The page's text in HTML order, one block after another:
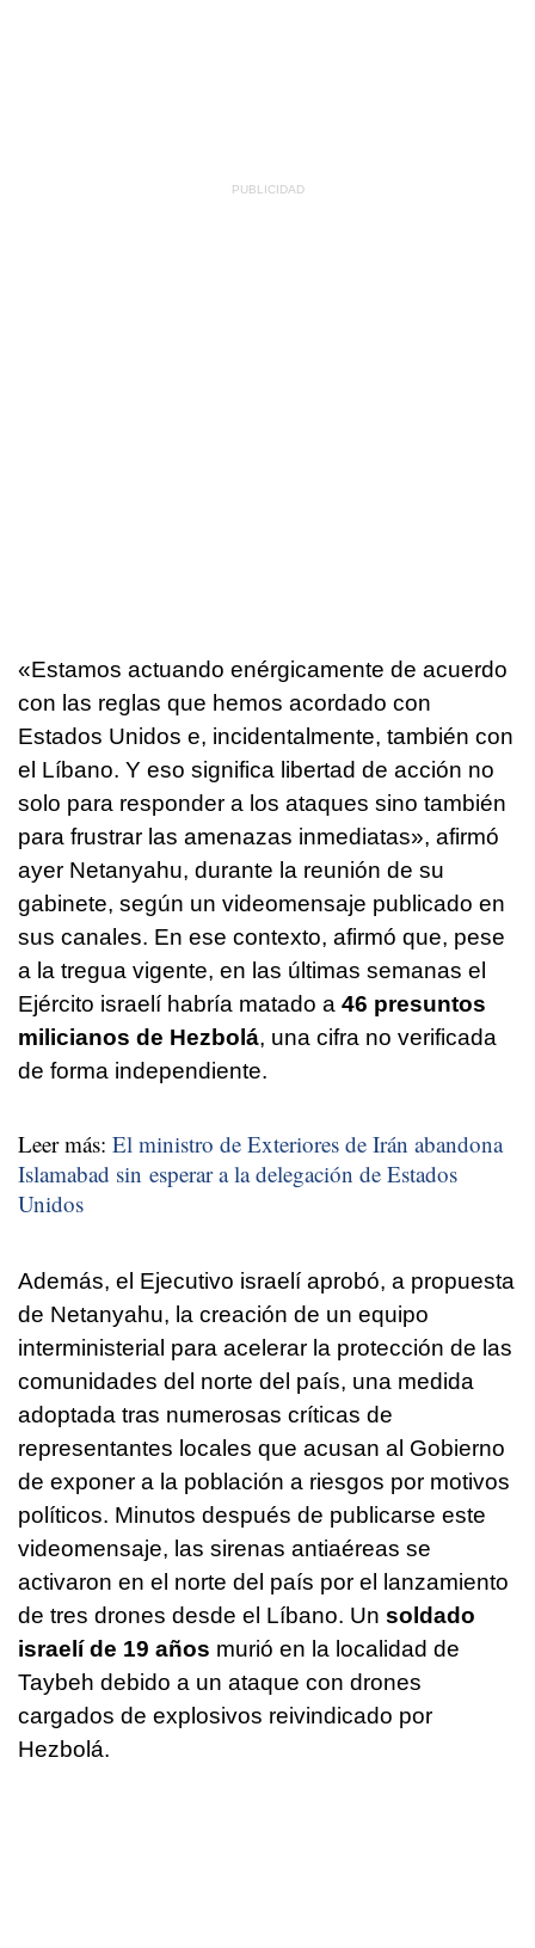
«Estamos actuando enérgicamente de acuerdo
con las reglas que hemos acordado con
Estados Unidos e, incidentalmente, también con
el Líbano. Y eso significa libertad de acción no
solo para responder a los ataques sino también
para frustrar las amenazas inmediatas», afirmó
ayer Netanyahu, durante la reunión de su
gabinete, según un videomensaje publicado en
sus canales. En ese contexto, afirmó que, pese
a la tregua vigente, en las últimas semanas el
Ejército israelí habría matado a 46 presuntos
milicianos de Hezbolá, una cifra no verificada
de forma independiente.
Leer más: El ministro de Exteriores de Irán abandona
Islamabad sin esperar a la delegación de Estados
Unidos
Además, el Ejecutivo israelí aprobó, a propuesta
de Netanyahu, la creación de un equipo
interministerial para acelerar la protección de las
comunidades del norte del país, una medida
adoptada tras numerosas críticas de
representantes locales que acusan al Gobierno
de exponer a la población a riesgos por motivos
políticos. Minutos después de publicarse este
videomensaje, las sirenas antiaéreas se
activaron en el norte del país por el lanzamiento
de tres drones desde el Líbano. Un soldado
israelí de 19 años murió en la localidad de
Taybeh debido a un ataque con drones
cargados de explosivos reivindicado por
Hezbolá.